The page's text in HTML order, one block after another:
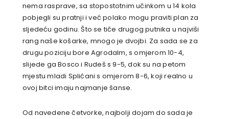
nema rasprave, sa stopostotnim učinkom u 14 kola
pobjegli su pratnji i već polako mogu praviti plan za
sljedeću godinu. Što se tiče drugog putnika u najviši
rang naše košarke, mnogo je dvojbi. Za sada se za
drugu poziciju bore Agrodalm, s omjerom 10-4,
slijede ga Bosco i Rudeš s 9-5, dok su na petom
mjestu mladi Splićani s omjerom 8-6, koji realno u
ovoj bitci imaju najmanje šanse.
Od navedene četvorke, najbolji dojam do sada je